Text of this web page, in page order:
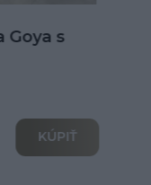
v tvare
KÚPIŤ